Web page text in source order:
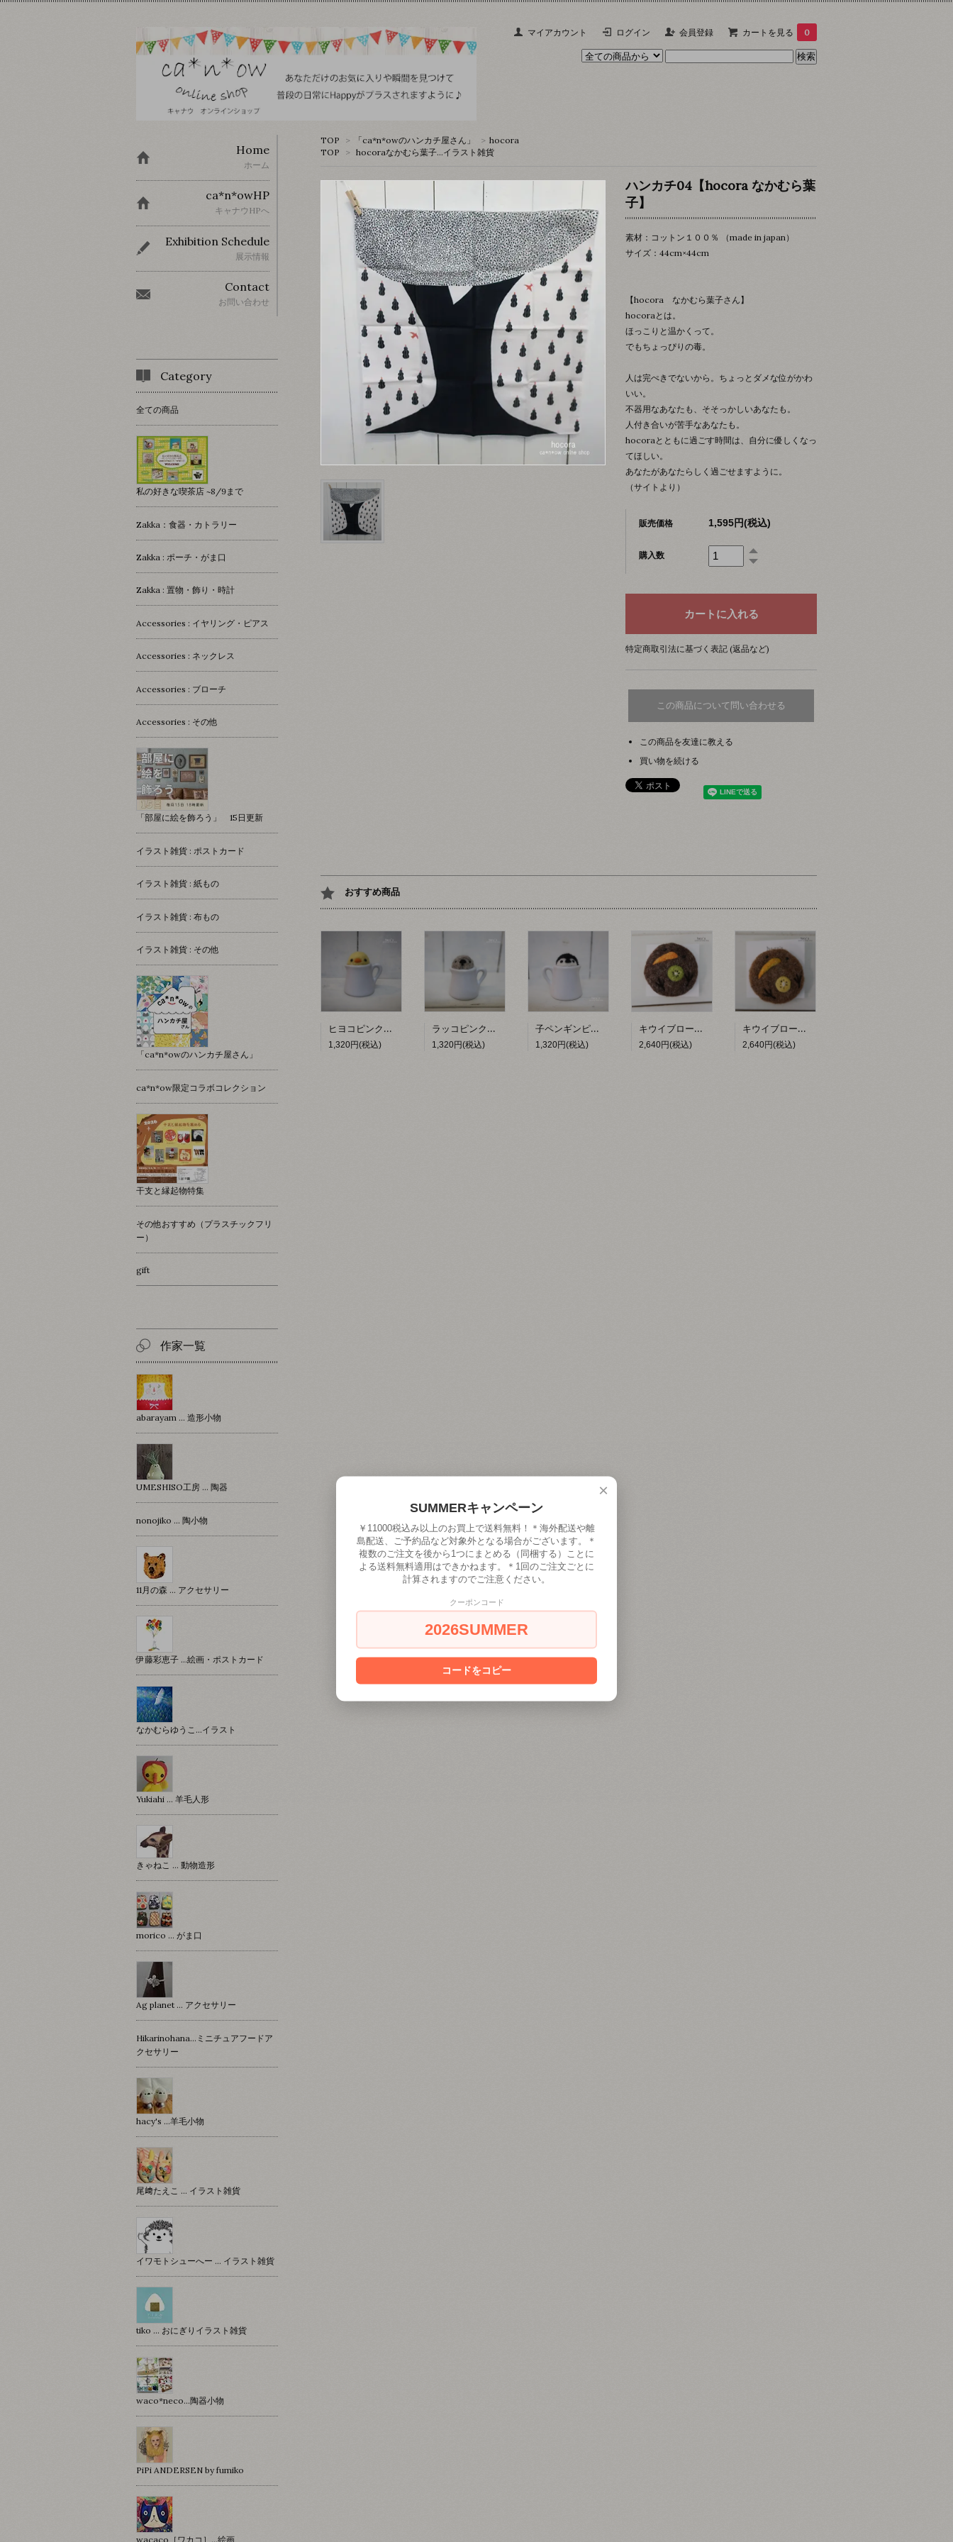
マイアカウント ログイン 会員登録 カートを見る 0
TOP > 「ca*n*owのハンカチ屋さん」 > hocora
TOP
> hocoraなかむら葉子…イラスト雑貨
ハンカチ04【hocora なかむら葉
子】
素材：コットン１００％ （made in japan）
サイズ：44cm×44cm
【hocora なかむら葉子さん】
hocoraとは。
ほっこりと温かくって。
でもちょっぴりの毒。
人は完ぺきでないから。ちょっとダメな位がかわ
いい。
不器用なあなたも、そそっかしいあなたも。
人付き合いが苦手なあなたも。
hocoraとともに過ごす時間は、自分に優しくなっ
てほしい。
あなたがあなたらしく過ごせますように。
（サイトより）
販売価格 1,595円(税込)
購入数
特定商取引法に基づく表記 (返品など)
この商品について問い合わせる
この商品を友達に教える
買い物を続ける
おすすめ商品
ヒヨコピンクッション 【hacy's】
1,320円(税込)
ラッコピンクッション 【hacy's】
1,320円(税込)
子ペンギンピンクッション 【hacy's】
1,320円(税込)
キウイブローチ【hacy's】
2,640円(税込)
キウイブローチ（黄）【hacy's】
2,640円(税込)
Home
ホーム
ca*n*owHP
キャナウHPへ
Exhibition Schedule
展示情報
Contact
お問い合わせ
Category
全ての商品
私の好きな喫茶店 ~8/9まで
Zakka：食器・カトラリー
Zakka : ポーチ・がま口
Zakka : 置物・飾り・時計
Accessories : イヤリング・ピアス
Accessories : ネックレス
Accessories : ブローチ
Accessories : その他
「部屋に絵を飾ろう」 15日更新
イラスト雑貨 : ポストカード
イラスト雑貨 : 紙もの
イラスト雑貨 : 布もの
イラスト雑貨 : その他
「ca*n*owのハンカチ屋さん」
ca*n*ow限定コラボコレクション
干支と縁起物特集
その他おすすめ（プラスチックフリ
ー）
gift
作家一覧
abarayam … 造形小物
UMESHISO工房 … 陶器
nonojiko ... 陶小物
11月の森 … アクセサリー
伊藤彩恵子 …絵画・ポストカード
なかむらゆうこ…イラスト
Yukiahi … 羊毛人形
きゃねこ … 動物造形
morico … がま口
Ag planet … アクセサリー
Hikarinohana…ミニチュアフードア
クセサリー
hacy's …羊毛小物
尾﨑たえこ … イラスト雑貨
イワモトシューへー … イラスト雑貨
tiko … おにぎりイラスト雑貨
waco*neco...陶器小物
PiPi ANDERSEN by fumiko
wacaco［ワカコ］…絵画
×
SUMMERキャンペーン
￥11000税込み以上のお買上で送料無料！＊海外配送や離
島配送、ご予約品など対象外となる場合がございます。＊
複数のご注文を後から1つにまとめる（同梱する）ことに
よる送料無料適用はできかねます。＊1回のご注文ごとに
計算されますのでご注意ください。
クーポンコード
2026SUMMER
コードをコピー